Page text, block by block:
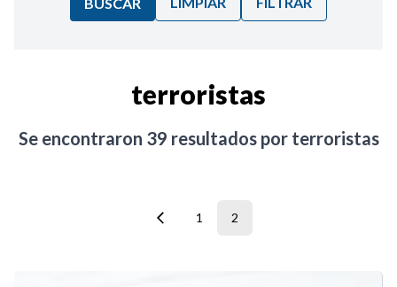
terroristas
Se encontraron 39 resultados por terroristas
1 2